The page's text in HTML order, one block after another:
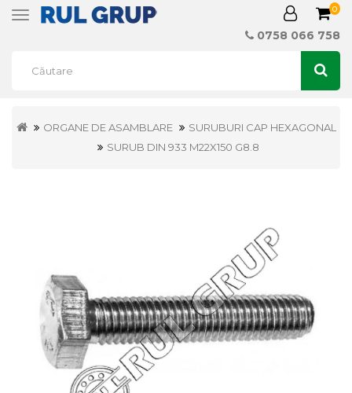
Toggle
0
0758 066 758
ORGANE DE ASAMBLARE
SURUBURI CAP HEXAGONAL
SURUB DIN 933 M22X150 G8.8